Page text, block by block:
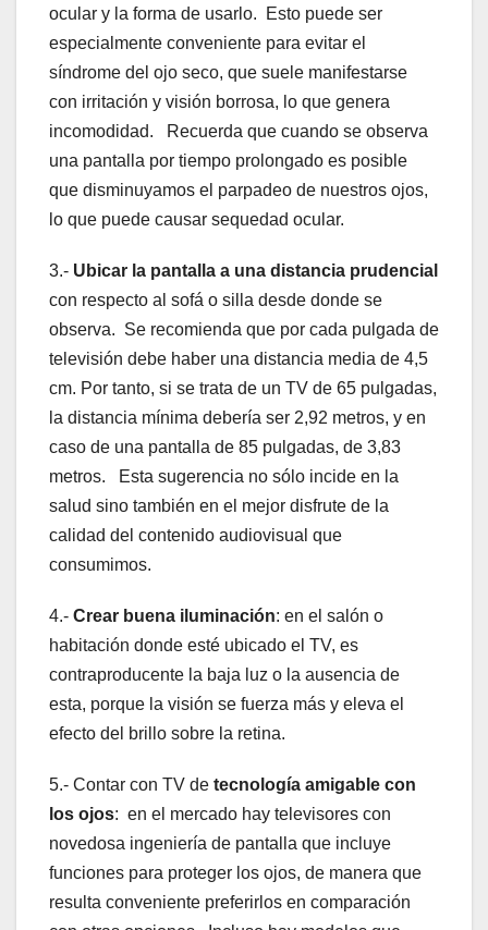
ocular y la forma de usarlo. Esto puede ser
especialmente conveniente para evitar el
síndrome del ojo seco, que suele manifestarse
con irritación y visión borrosa, lo que genera
incomodidad. Recuerda que cuando se observa
una pantalla por tiempo prolongado es posible
que disminuyamos el parpadeo de nuestros ojos,
lo que puede causar sequedad ocular.
3.- Ubicar la pantalla a una distancia prudencial
con respecto al sofá o silla desde donde se
observa. Se recomienda que por cada pulgada de
televisión debe haber una distancia media de 4,5
cm. Por tanto, si se trata de un TV de 65 pulgadas,
la distancia mínima debería ser 2,92 metros, y en
caso de una pantalla de 85 pulgadas, de 3,83
metros. Esta sugerencia no sólo incide en la
salud sino también en el mejor disfrute de la
calidad del contenido audiovisual que
consumimos.
4.- Crear buena iluminación: en el salón o
habitación donde esté ubicado el TV, es
contraproducente la baja luz o la ausencia de
esta, porque la visión se fuerza más y eleva el
efecto del brillo sobre la retina.
5.- Contar con TV de tecnología amigable con
los ojos: en el mercado hay televisores con
novedosa ingeniería de pantalla que incluye
funciones para proteger los ojos, de manera que
resulta conveniente preferirlos en comparación